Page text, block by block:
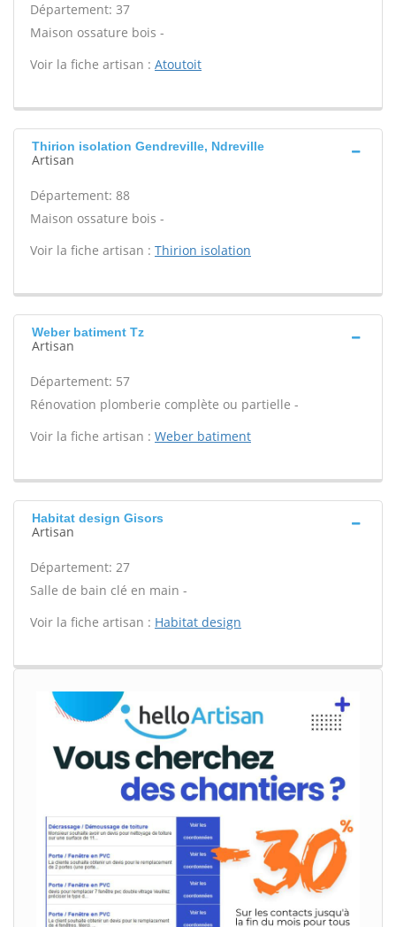
Département: 37
Maison ossature bois -
Voir la fiche artisan : Atoutoit
Thirion isolation Gendreville, Ndreville
Artisan
Département: 88
Maison ossature bois -
Voir la fiche artisan : Thirion isolation
Weber batiment Tz
Artisan
Département: 57
Rénovation plomberie complète ou partielle -
Voir la fiche artisan : Weber batiment
Habitat design Gisors
Artisan
Département: 27
Salle de bain clé en main -
Voir la fiche artisan : Habitat design